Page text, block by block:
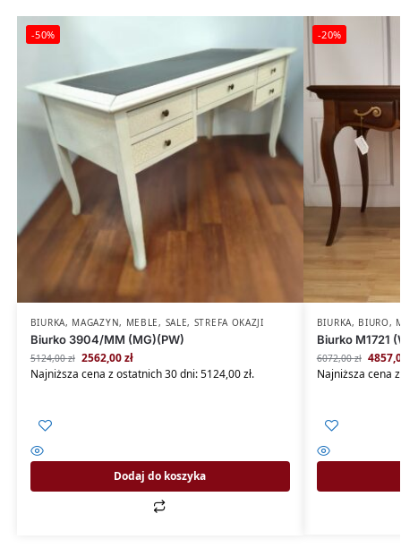
-50%
BIURKA, MAGAZYN, MEBLE, SALE, STREFA OKAZJI
Biurko 3904/MM (MG)(PW)
5124,00zł 2562,00zł
Najniższa cena z ostatnich 30 dni:5124,00zł.
Dodaj do koszyka
-20%
BIURKA, BIURO,
Biurko M1721
6072,00zł
Najniższa cena